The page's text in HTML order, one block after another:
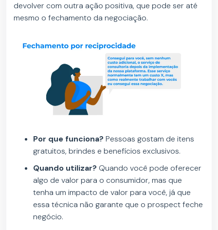
devolver com outra ação positiva, que pode ser até
mesmo o fechamento da negociação.
Por que funciona? Pessoas gostam de itens
gratuitos, brindes e benefícios exclusivos.
Quando utilizar?Quando você pode oferecer
algo de valor para o consumidor, mas que
tenha um impacto de valor para você, já que
essa técnica não garante que o prospect feche
negócio.